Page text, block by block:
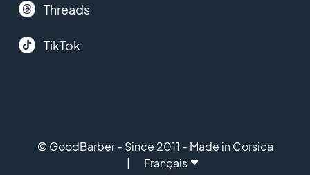
Threads
TikTok
© GoodBarber - Since 2011 - Made in Corsica
Français